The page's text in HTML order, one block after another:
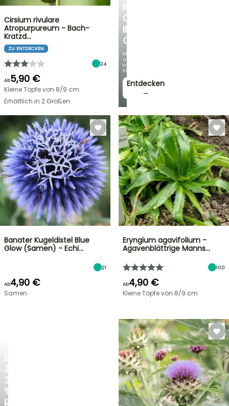
KÜHLE
OASE
IM
GARTEN
Mit
unseren
schönsten
Kletterpflanzen!
Entdecken
→
ZU
30
%
RABATT
Cirsium rivulare
Atropurpureum - Bach-
Kratzd…
ZU ENTDECKEN
24
Ab5,90 €
Kleine Töpfe von 8/9 cm
Erhältlich in 2 Größen
Banater Kugeldistel Blue
Glow (Samen) - Echi…
21
Ab4,90 €
Samen
Eryngium agavifolium -
Agavenblättrige Manns…
100
Ab4,90 €
Kleine Töpfe von 8/9 cm